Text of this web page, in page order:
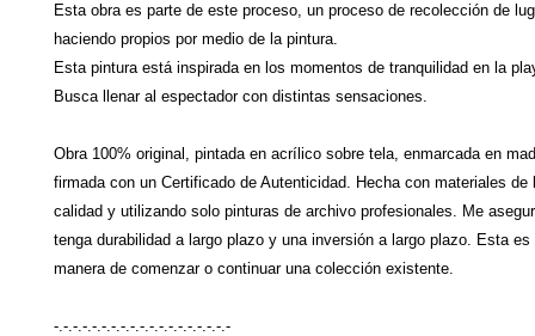
Esta obra es parte de este proceso, un proceso de recolección de
haciendo propios por medio de la pintura.
Esta pintura está inspirada en los momentos de tranquilidad en la
Busca llenar al espectador con distintas sensaciones.
Obra 100% original, pintada en acrílico sobre tela, enmarcada en
firmada con un Certificado de Autenticidad. Hecha con materiales de
calidad y utilizando solo pinturas de archivo profesionales. Me
tenga durabilidad a largo plazo y una inversión a largo plazo. Esta
manera de comenzar o continuar una colección existente.
-.-.-.-.-.-.-.-.-.-.-.-.-.-.-.-.-.-.-